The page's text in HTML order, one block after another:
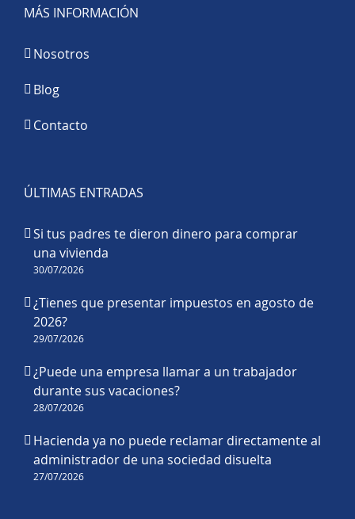
MÁS INFORMACIÓN
Nosotros
Blog
Contacto
ÚLTIMAS ENTRADAS
Si tus padres te dieron dinero para comprar
una vivienda
30/07/2026
¿Tienes que presentar impuestos en agosto de
2026?
29/07/2026
¿Puede una empresa llamar a un trabajador
durante sus vacaciones?
28/07/2026
Hacienda ya no puede reclamar directamente al
administrador de una sociedad disuelta
27/07/2026